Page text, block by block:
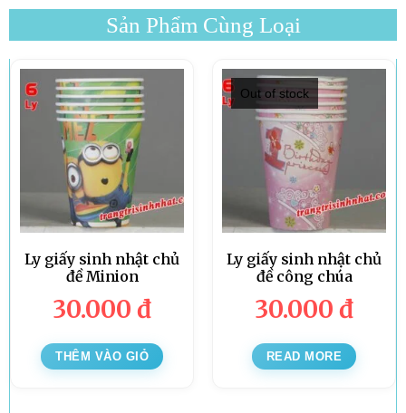
Sản Phẩm Cùng Loại
Ly giấy sinh nhật chủ
đề Minion
30.000 đ
THÊM VÀO GIỎ
Out of stock
Ly giấy sinh nhật chủ
đề công chúa
30.000 đ
READ MORE